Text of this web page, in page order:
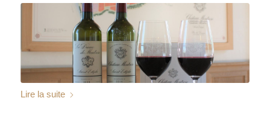
Lire la suite